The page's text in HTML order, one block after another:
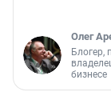
Олег
Блогер,
бизнесе